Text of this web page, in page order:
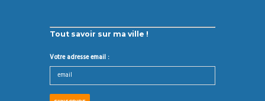
Tout savoir sur ma ville !
Votre adresse email :